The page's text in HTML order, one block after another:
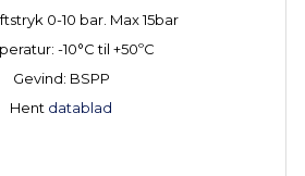
0-10 bar. Max 15bar
-10°C til +50ºC
Gevind: BSPP
Hent datablad